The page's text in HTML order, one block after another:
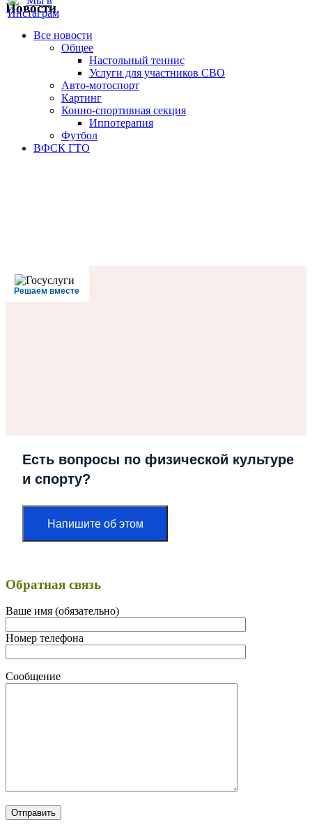
Новости
Все новости
Oбщее
Настольный теннис
Услуги для участников СВО
Авто-мотоспорт
Картинг
Конно-спортивная секция
Иппотерапия
Футбол
ВФСК ГТО
Решаем вместе
Есть вопросы по физической культуре
и спорту?
Напишите об этом
Обратная связь
Ваше имя (обязательно)
Номер телефона
Сообщение